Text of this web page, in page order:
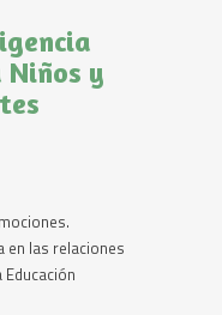
Niños y
en las relaciones